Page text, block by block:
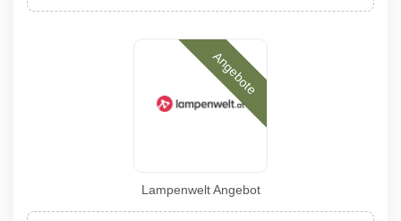
Angebote
Lampenwelt Angebot